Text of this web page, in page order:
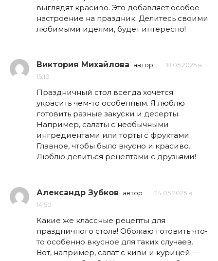
выглядят красиво. Это добавляет особое
настроение на праздник. Делитесь своими
любимыми идеями, будет интересно!
Виктория Михайлова автор
18.05.2025 в
15:10
Праздничный стол всегда хочется
украсить чем-то особенным. Я люблю
готовить разные закуски и десерты.
Например, салаты с необычными
ингредиентами или торты с фруктами.
Главное, чтобы было вкусно и красиво.
Люблю делиться рецептами с друзьями!
Александр Зубков автор
24.05.2025 в
14:50
Какие же классные рецепты для
праздничного стола! Обожаю готовить что-
то особенно вкусное для таких случаев.
Вот, например, салат с киви и курицей —